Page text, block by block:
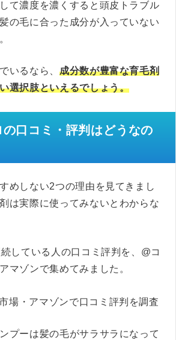
て濃度を濃くすると頭皮トラブル
の毛に合った成分が入っていない
いるなら、 成分数が豊富な育毛剤
選択肢といえるでしょう。
の口コミ・評判はどうなの
めしない2つの理由を見てきまし
は実際に使ってみないとわからな
している人の口コミ評判を、@コ
マゾンで集めてみました。
プーは髪の毛がサラサラになって